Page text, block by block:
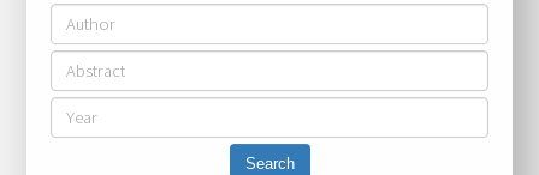
Search